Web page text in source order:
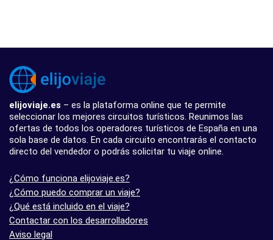
elijoviaje.es – es la plataforma online que te permite
seleccionar los mejores circuitos turísticos. Reunimos las
ofertas de todos los operadores turísticos de España en una
sola base de datos. En cada circuito encontrarás el contacto
directo del vendedor o podrás solicitar tu viaje online.
¿Cómo funciona elijoviaje.es?
¿Cómo puedo comprar un viaje?
¿Qué está incluido en el viaje?
Contactar con los desarrolladores
Aviso legal